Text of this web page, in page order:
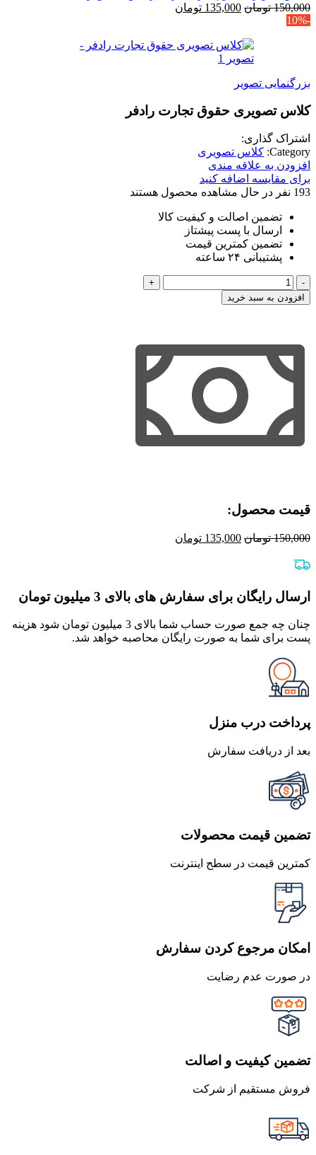
150,000 تومان قیمت
بود.
135,000 تومان
است.
-10%
بزرگنمایی تصویر
کلاس تصویری حقوق تجارت رادفر
اشتراک گذاری:
Category: کلاس تصویری
افزودن به علاقه مندی
برای مقایسه اضافه کنید
193 نفر در حال مشاهده محصول هستند
تضمین اصالت و کیفیت کالا
ارسال با پست پیشتاز
تضمین کمترین قیمت
پشتیبانی ۲۴ ساعته
کلاس
تصویری
حقوق
عدد
افزودن به سبد خرید
قیمت محصول:​
150,000 تومان قیمت
135,000 تومان
ارسال رایگان برای سفارش های بالای 3 میلیون تومان
چنان چه جمع صورت حساب شما بالای 3 میلیون تومان شود هزینه
پست برای شما به صورت رایگان محاصبه خواهد شد.
پرداخت درب منزل
بعد از دریافت سفارش
تضمین قیمت محصولات
کمترین قیمت در سطح اینترنت
امکان مرجوع کردن سفارش
در صورت عدم رضایت
تضمین کیفیت و اصالت
فروش مستقیم از شرکت